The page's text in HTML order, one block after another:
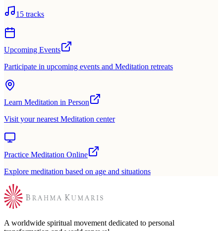
15 tracks
Upcoming Events
Participate in upcoming events and Meditation retreats
Learn Meditation in Person
Visit your nearest Meditation center
Practice Meditation Online
Explore meditation based on age and situations
A worldwide spiritual movement dedicated to personal